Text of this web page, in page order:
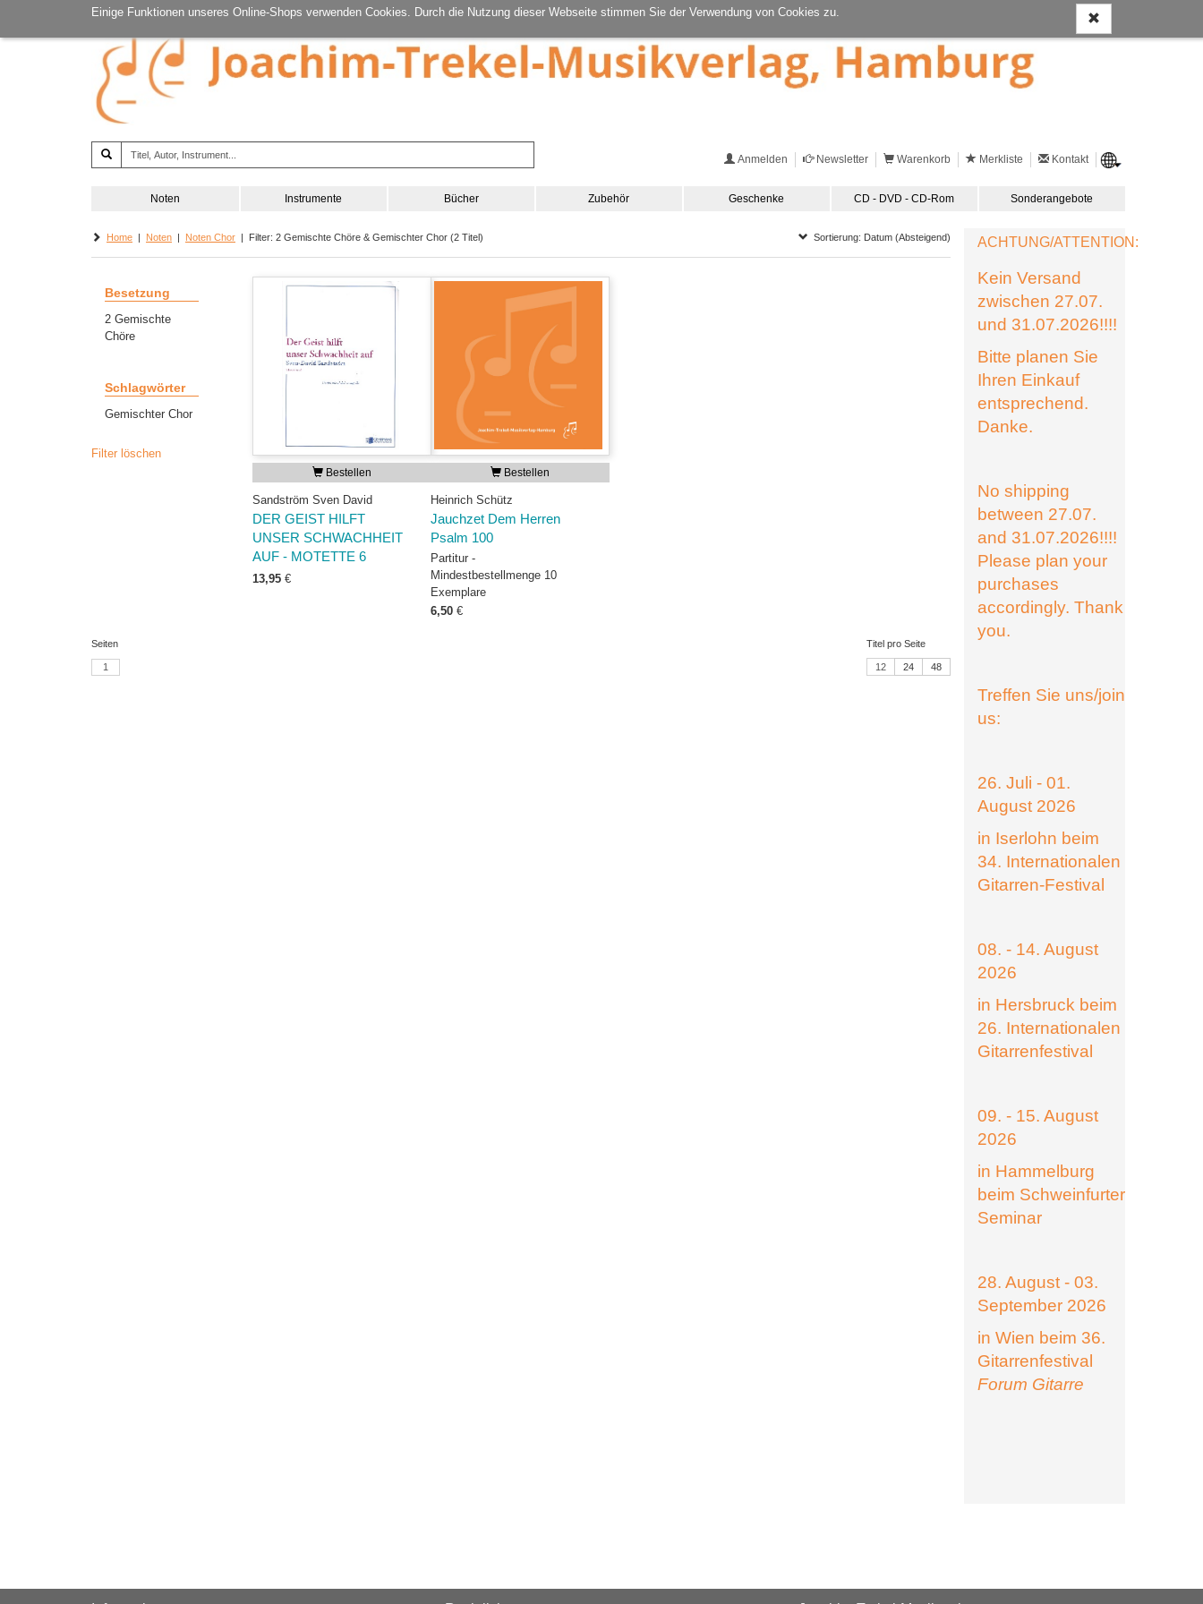
Einige Funktionen unseres Online-Shops verwenden Cookies. Durch die Nutzung dieser Webseite stimmen Sie der Verwendung von Cookies zu.
Anmelden Newsletter Warenkorb Merkliste Kontakt
Noten Instrumente Bücher Zubehör Geschenke CD - DVD - CD-Rom Sonderangebote
Home | Noten | Noten Chor | Filter: 2 Gemischte Chöre & Gemischter Chor (2 Titel) Sortierung: Datum (Absteigend)
Besetzung
2 Gemischte
Chöre
Schlagwörter
Gemischter Chor
Filter löschen
Bestellen
Sandström Sven David
DER GEIST HILFT
UNSER SCHWACHHEIT
AUF - MOTETTE 6
13,95 €
Bestellen
Heinrich Schütz
Jauchzet Dem Herren
Psalm 100
Partitur -
Mindestbestellmenge 10
Exemplare
6,50 €
Seiten
1
Titel pro Seite
12 24 48
ACHTUNG/ATTENTION:
Kein Versand
zwischen 27.07.
und 31.07.2026!!!!
Bitte planen Sie
Ihren Einkauf
entsprechend.
Danke.
No shipping
between 27.07.
and 31.07.2026!!!!
Please plan your
purchases
accordingly. Thank
you.
Treffen Sie uns/join
us:
26. Juli - 01.
August 2026
in Iserlohn beim
34. Internationalen
Gitarren-Festival
08. - 14. August
2026
in Hersbruck beim
26. Internationalen
Gitarrenfestival
09. - 15. August
2026
in Hammelburg
beim Schweinfurter
Seminar
28. August - 03.
September 2026
in Wien beim 36.
Gitarrenfestival
Forum Gitarre